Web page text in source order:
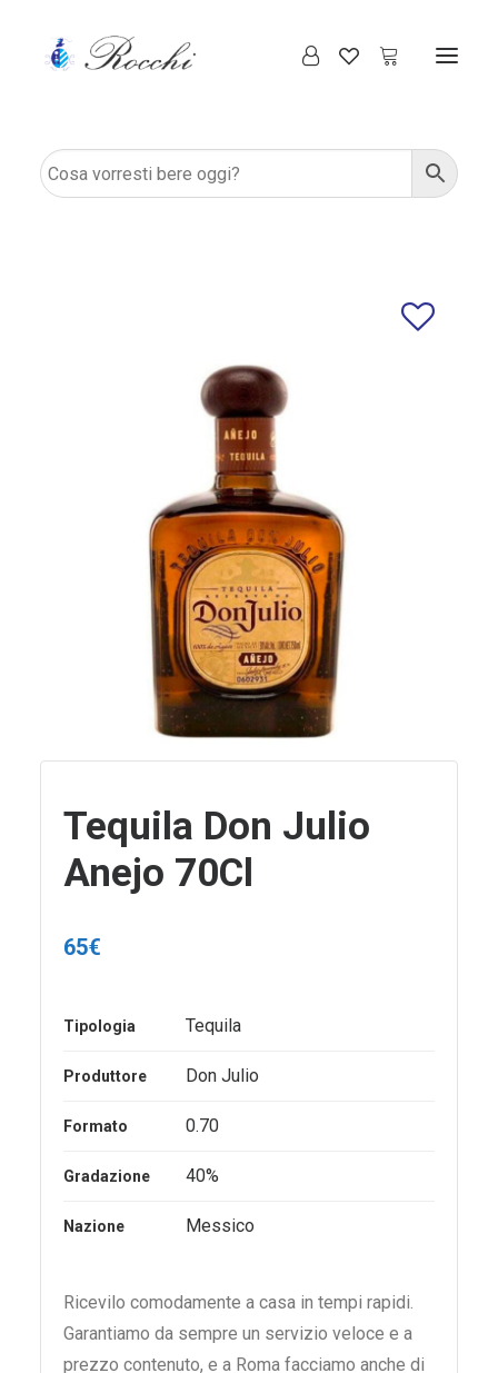
Tequila Don Julio
Anejo 70Cl
65€
Tipologia Tequila
Produttore Don Julio
Formato 0.70
Gradazione 40%
Nazione Messico
Ricevilo comodamente a casa in tempi rapidi.
Garantiamo da sempre un servizio veloce e a
prezzo contenuto, e a Roma facciamo anche di